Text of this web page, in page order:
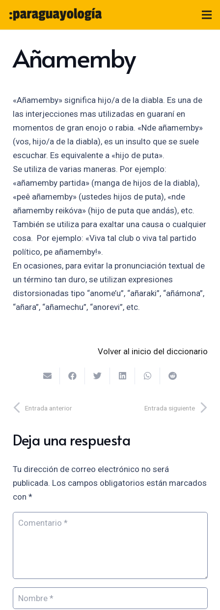
Añamemby
«Añamemby» significa hijo/a de la diabla. Es una de
las interjecciones mas utilizadas en guaraní en
momentos de gran enojo o rabia. «Nde añamemby»
(vos, hijo/a de la diabla), es un insulto que se suele
escuchar. Es equivalente a «hijo de puta».
Se utiliza de varias maneras. Por ejemplo:
«añamemby partida» (manga de hijos de la diabla),
«peê añamemby» (ustedes hijos de puta), «nde
añamemby reikóva» (hijo de puta que andás), etc.
También se utiliza para exaltar una causa o cualquier
cosa. Por ejemplo: «Viva tal club o viva tal partido
político, pe añamemby!».
En ocasiones, para evitar la pronunciación textual de
un término tan duro, se utilizan expresiones
distorsionadas tipo “anome’u”, “añaraki”, “añámona”,
“añara”, “añamechu”, “anorevi”, etc.
Volver al inicio del diccionario
Entrada anterior Entrada siguiente
Deja una respuesta
Tu dirección de correo electrónico no será
publicada. Los campos obligatorios están marcados
con *